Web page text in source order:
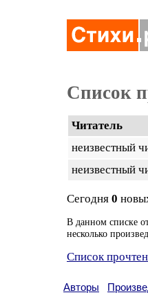
Список
Читатель
неизвестный
неизвестный
Сегодня 0
В данном списке
несколько
Список
Авторы